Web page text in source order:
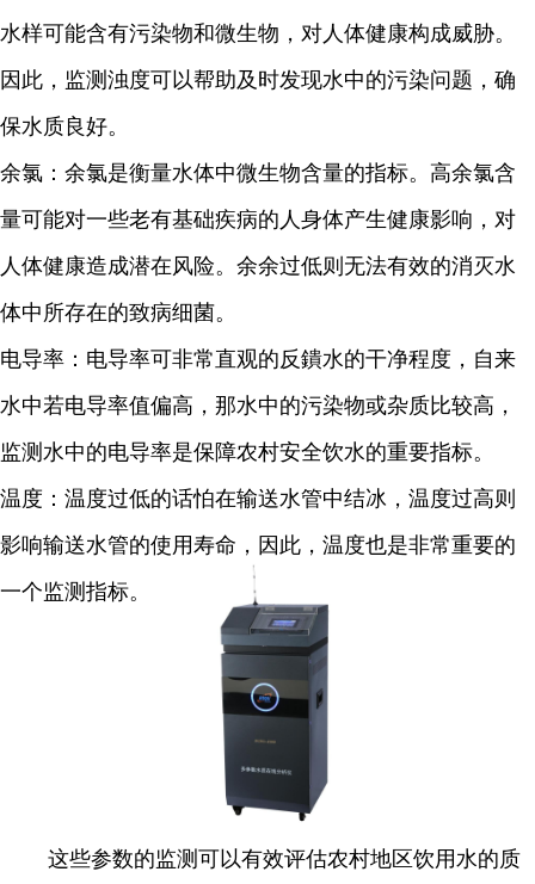
水样可能含有污染物和微生物，对人体健康构成威胁。
因此，监测浊度可以帮助及时发现水中的污染问题，确
保水质良好。
余氯：余氯是衡量水体中微生物含量的指标。高余氯含
量可能对一些老有基础疾病的人身体产生健康影响，对
人体健康造成潜在风险。余余过低则无法有效的消灭水
体中所存在的致病细菌。
电导率：电导率可非常直观的反鐀水的干净程度，自来
水中若电导率值偏高，那水中的污染物或杂质比较高，
监测水中的电导率是保障农村安全饮水的重要指标。
温度：温度过低的话怕在输送水管中结冰，温度过高则
影响输送水管的使用寿命，因此，温度也是非常重要的
一个监测指标。
这些参数的监测可以有效评估农村地区饮用水的质